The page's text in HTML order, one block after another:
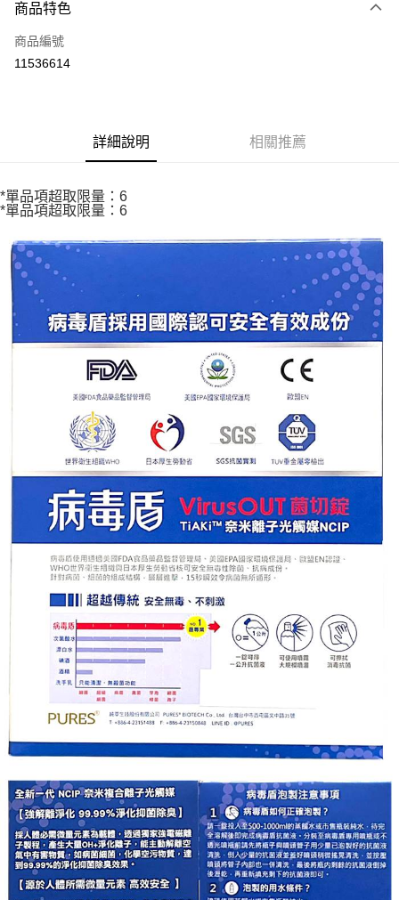
信用卡一次付款
超商取貨付款
Google Pay
全盈+PAY
AFTEE先享後付
相關說明
【關於「AFTEE先享後付」】
AFTEE先享後付是「在收到商品之後才付款」的支付方式。 讓您購物簡單
１．簡單：不需註冊會員、不需綁卡、不需儲值。
２．便利：只要手機號碼，簡訊認證，即可結帳。
３．安心：先確認商品／服務後，再付款。
【「AFTEE先享後付」結帳流程】
１．於結帳方式選擇「AFTEE先享後付」後，將跳轉至「AFTEE先享後付」
結帳頁面，進行簡訊認證並確認金額後，即可完成結帳。
２．訂單成立數日內，您將收到繳費通知簡訊。
３．收到繳費通知簡訊後14天內，點擊此簡訊中的連結，可透過四大超商／
ATM／網路銀行／等多元方式進行付款，方視為交易完成。
※ 請注意：結帳手續完成當下不需立刻繳費，但若您需要取消訂單，請聯絡
購買商品的店家。未經商家同意取消之訂單仍視為有效，需透過AFTEE先享
後付繳納相關費用。
※ 交易是否成功請以「AFTEE先享後付 」之結帳頁面顯示為準，若有關於
是否繳費成功／繳費後需取消欲退款等相關疑問，請聯繫「AFTEE先享後付
https://netprotections.freshdesk.com/support/home
【注意事項】
１．透過由恩沛科技股份有限公司提供之「AFTEE先享後付」服務完成之交
易，需依本服務之必要範圍內提供個人資料，並將交易相關給付款項請求債
權轉讓予恩沛科技股份有限公司。
２．關於個人資料處理事宜，請瀏覽以下網址：
https://aftee.tw/terms/#terms3
３．未成年的使用者請事先徵得法定代理人或監護人之同意方可使用
「AFTEE先享後付」，若未經同意申辦者引起之損失，本公司不負相關責
４．使用「AFTEE先享後付」時，將依據個別帳號之用戶狀況，依本公司即
時審查核予不同之上限額度；若仍有額度不足之情形，本公司將視審查結果
請求用戶進行身份認證。
５．嚴禁一人註冊多個帳號或使用他人資訊註冊。若發現惡意使用之情形，
恩沛科技股份有限公司將有權停止該用戶之使用額度並採取法律行動。
ATM付款
每筆NT$70，滿NT$600(含以上)免運費
7-11取貨付款
每筆NT$70，滿NT$600(含以上)免運費
每筆NT$80，滿NT$600(含以上)免運費
付款後門市自取
免運費
商品特色
商品編號
11536614
詳細說明 相關推薦
*單品項超取限量：6
*單品項超取限量：6